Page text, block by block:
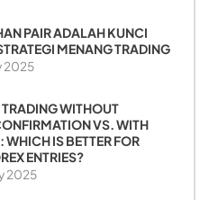
PAIR ADALAH KUNCI
MENANG TRADING
2025
TRADING WITHOUT
VS. WITH
IS BETTER FOR
ENTRIES?
2025